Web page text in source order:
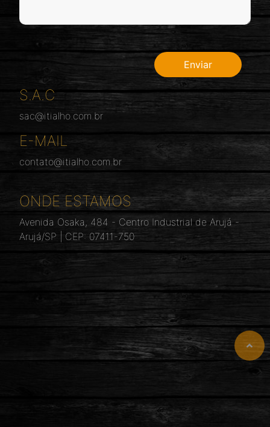
S.A.C
sac@itialho.com.br
E-MAIL
contato@itialho.com.br
ONDE ESTAMOS
Avenida Osaka, 484 - Centro Industrial de Arujá -
Arujá/SP | CEP: 07411-750